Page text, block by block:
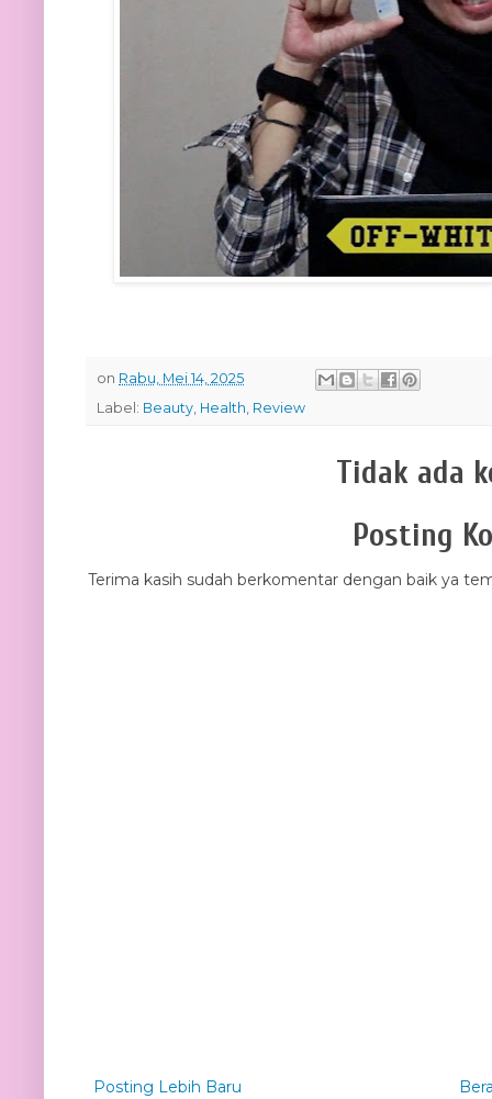
on Rabu, Mei 14, 2025
Label: Beauty Health Review
Tidak ada
Posting
Terima kasih sudah berkomentar dengan baik ya
Posting Lebih Baru